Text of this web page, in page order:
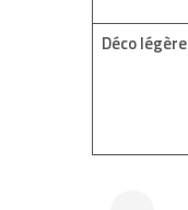
Déco légère